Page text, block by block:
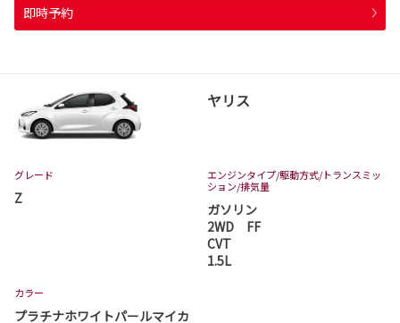
即時予約
ヤリス
グレード
Z
エンジンタイプ/駆動方式/トランスミッ
ション/排気量
ガソリン
2WD FF
CVT
1.5L
カラー
プラチナホワイトパールマイカ